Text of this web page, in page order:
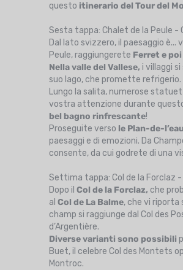
questo itinerario del Tour del
Sesta tappa: Chalet de la Peule -
Dal lato svizzero, il paesaggio
Peule, raggiungerete Ferret e poi
Nella valle del Vallese, i villaggi
suo lago, che promette refrigerio.
Lungo la salita, numerose
vostra attenzione durante
bel bagno rinfrescante!
Proseguite verso le Plan-de-
paesaggi e di emozioni. Da
consente, da cui godrete di una
Settima tappa: Col de la Forclaz
Dopo il Col de la Forclaz, che
al Col de La Balme, che vi riporta
champ si raggiunge dal Col des
d’Argentière.
Diversevarianti sono possibili
Buet, il celebre Col des Montets
Montroc.